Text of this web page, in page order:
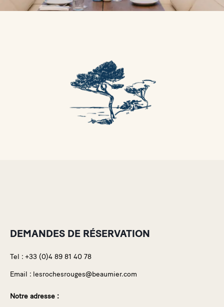
DEMANDES DE RÉSERVATION
Tel : +33 (0)4 89 81 40 78
Email : lesrochesrouges@beaumier.com
Notre adresse :